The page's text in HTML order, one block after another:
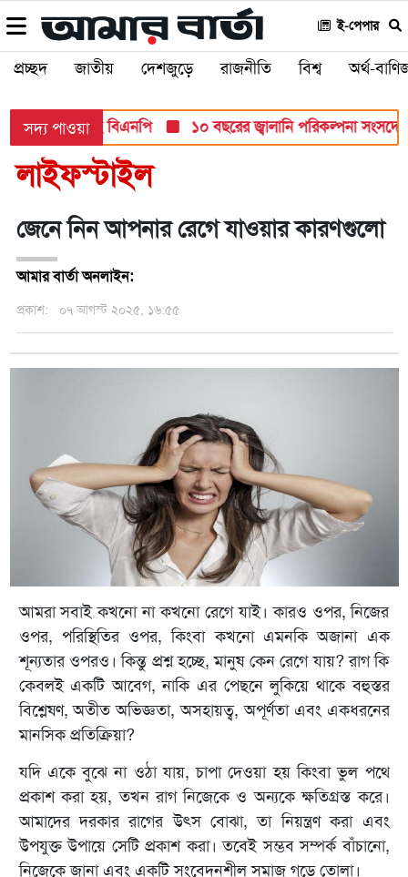
ই-পেপার
প্রচ্ছদ জাতীয় দেশজুড়ে রাজনীতি বিশ্ব অর্থ-
সদ্য পাওয়া
দিচ্ছে বিএনপি ১০ বছরের জ্বালানি পরিকল্পনা সংসদে তুলে
লাইফস্টাইল
জেনে নিন আপনার রেগে যাওয়ার কারণগুলো
আমার বার্তা অনলাইন:
প্রকাশ: ০৭ আগস্ট ২০২৫, ১৬:৫৫
আমরা সবাই কখনো না কখনো রেগে যাই। কারও ওপর, নিজের
ওপর, পরিস্থিতির ওপর, কিংবা কখনো এমনকি অজানা এক
শূন্যতার ওপরও। কিন্তু প্রশ্ন হচ্ছে, মানুষ কেন রেগে যায়? রাগ কি
কেবলই একটি আবেগ, নাকি এর পেছনে লুকিয়ে থাকে বহুস্তর
বিশ্লেষণ, অতীত অভিজ্ঞতা, অসহায়ত্ব, অপূর্ণতা এবং একধরনের
মানসিক প্রতিক্রিয়া?
যদি একে বুঝে না ওঠা যায়, চাপা দেওয়া হয় কিংবা ভুল পথে
প্রকাশ করা হয়, তখন রাগ নিজেকে ও অন্যকে ক্ষতিগ্রস্ত করে।
আমাদের দরকার রাগের উৎস বোঝা, তা নিয়ন্ত্রণ করা এবং
উপযুক্ত উপায়ে সেটি প্রকাশ করা। তবেই সম্ভব সম্পর্ক বাঁচানো,
নিজেকে জানা এবং একটি সংবেদনশীল সমাজ গড়ে তোলা।